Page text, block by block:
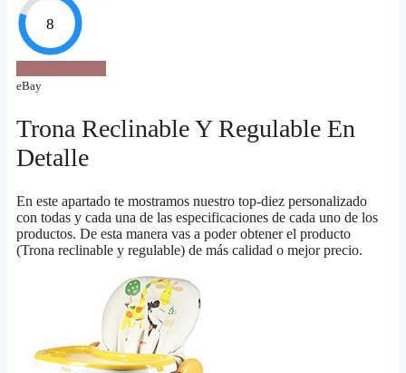
8
eBay
Trona Reclinable Y Regulable En
Detalle
En este apartado te mostramos nuestro top-diez personalizado
con todas y cada una de las especificaciones de cada uno de los
productos. De esta manera vas a poder obtener el producto
(Trona reclinable y regulable) de más calidad o mejor precio.